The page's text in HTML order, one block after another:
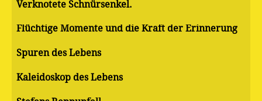
Verknotete Schnürsenkel.
Flüchtige Momente und die Kraft der Erinnerung
Spuren des Lebens
Kaleidoskop des Lebens